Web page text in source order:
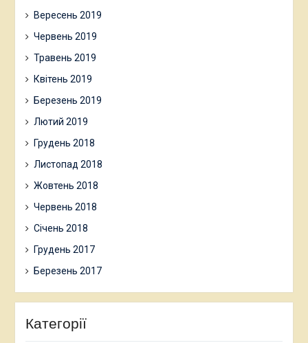
Вересень 2019
Червень 2019
Травень 2019
Квітень 2019
Березень 2019
Лютий 2019
Грудень 2018
Листопад 2018
Жовтень 2018
Червень 2018
Січень 2018
Грудень 2017
Березень 2017
Категорії